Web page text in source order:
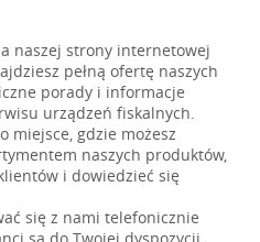
naszej strony internetowej
pełną ofertę naszych
porady i informacje
urządzeń fiskalnych.
miejsce, gdzie możesz
naszych produktów,
i dowiedzieć się
się z nami telefonicznie